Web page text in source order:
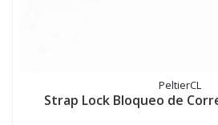
PeltierCL
Strap Lock Bloqueo de